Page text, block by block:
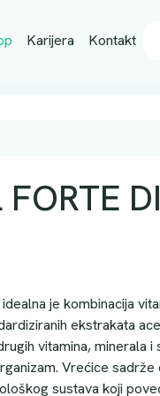
Karijera Kontakt
FORTE
je kombinacija
ekstrakata
vitamina, minerala
Vrećice
sustava koji